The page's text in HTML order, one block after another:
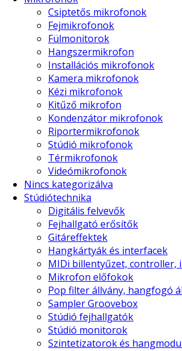
Csiptetős mikrofonok
Fejmikrofonok
Fülmonitorok
Hangszermikrofon
Installációs mikrofonok
Kamera mikrofonok
Kézi mikrofonok
Kitűző mikrofon
Kondenzátor mikrofonok
Riportermikrofonok
Stúdió mikrofonok
Térmikrofonok
Videómikrofonok
Nincs kategorizálva
Stúdiótechnika
Digitális felvevők
Fejhallgató erősítők
Gitáreffektek
Hangkártyák és interfacek
MIDi billentyűzet, controller,
Mikrofon előfokok
Pop filter állvány, hangfogó
Sampler Groovebox
Stúdió fejhallgatók
Stúdió monitorok
Szintetizatorok és